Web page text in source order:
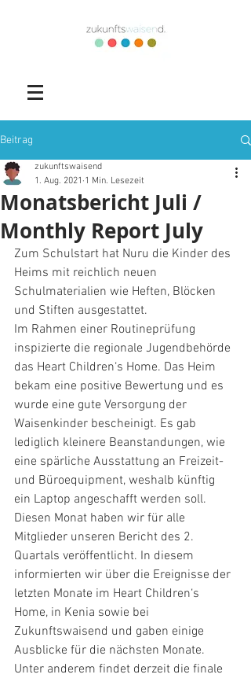
Beitrag
Monatsbericht Juli /
Monthly Report July
zukunftswaisend
1. Aug. 2021 1 Min. Lesezeit
Zum Schulstart hat Nuru die Kinder des
Heims mit reichlich neuen
Schulmaterialien wie Heften, Blöcken
und Stiften ausgestattet.
Im Rahmen einer Routineprüfung
inspizierte die regionale Jugendbehörde
das Heart Children‘s Home. Das Heim
bekam eine positive Bewertung und es
wurde eine gute Versorgung der
Waisenkinder bescheinigt. Es gab
lediglich kleinere Beanstandungen, wie
eine spärliche Ausstattung an Freizeit-
und Büroequipment, weshalb künftig
ein Laptop angeschafft werden soll.
Diesen Monat haben wir für alle
Mitglieder unseren Bericht des 2.
Quartals veröffentlicht. In diesem
informierten wir über die Ereignisse der
letzten Monate im Heart Children‘s
Home, in Kenia sowie bei
Zukunftswaisend und gaben einige
Ausblicke für die nächsten Monate.
Unter anderem findet derzeit die finale